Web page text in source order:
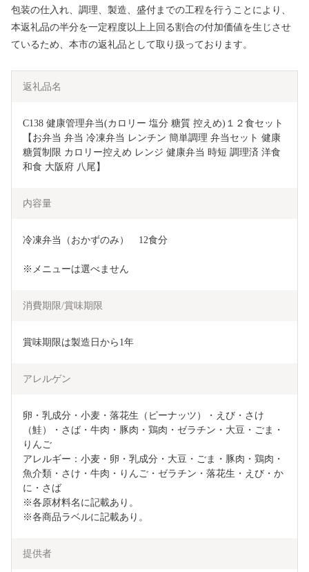
包装の仕入れ、調理、製造、盛付までの工程を行うことにより、
本返礼品の半分を一定程度以上上回る割合の付加価値を生じさせ
ているため、本市の返礼品として取り扱っております。
返礼品名
C138 健康管理弁当(カロリー 塩分 糖質 控えめ)１２食セット
【お弁当 弁当 冷凍弁当 レンチン 簡単調理 弁当セット 健康
糖質制限 カロリー控えめ レンジ 健康弁当 時短 調理済 洋食
和食 大阪府 八尾】
内容量
冷凍弁当（おかずのみ）　12食分
※メニューは選べません
消費期限/賞味期限
賞味期限は製造日から1年
アレルゲン
卵・乳成分・小麦・落花生（ピーナッツ）・えび・さけ
（鮭）・さば・牛肉・豚肉・鶏肉・ゼラチン・大豆・ごま・
りんご
アレルギー：小麦・卵・乳成分・大豆・ごま・豚肉・鶏肉・
魚介類・さけ・牛肉・りんご・ゼラチン・落花生・えび・か
に・さば
※各原材料名に記載あり。
提供者